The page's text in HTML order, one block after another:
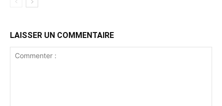
LAISSER UN COMMENTAIRE